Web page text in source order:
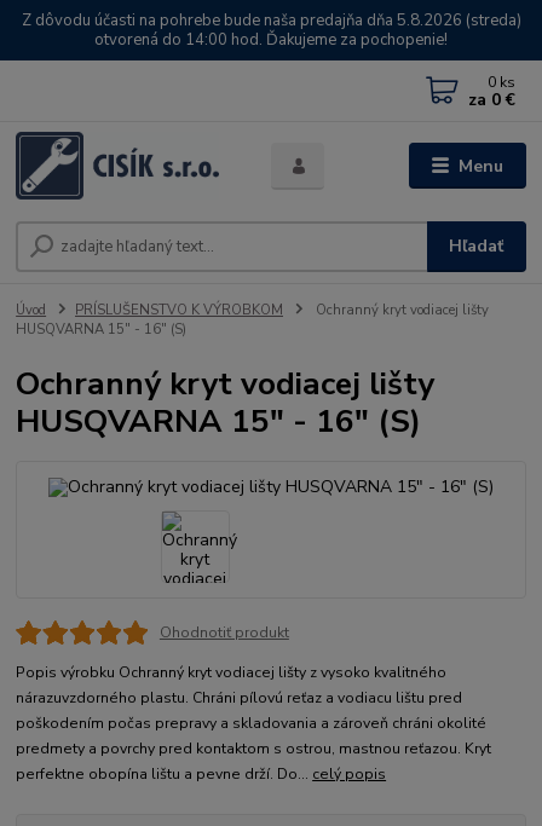
Z dôvodu účasti na pohrebe bude naša predajňa dňa 5.8.2026 (streda)
otvorená do 14:00 hod. Ďakujeme za pochopenie!
Menu
Hľadať
0 ks
za 0 €
Úvod PRÍSLUŠENSTVO K VÝROBKOM
Ochranný kryt vodiacej lišty
HUSQVARNA 15" - 16" (S)
Ochranný kryt vodiacej lišty
HUSQVARNA 15" - 16" (S)
Ohodnotiť produkt
Popis výrobku Ochranný kryt vodiacej lišty z vysoko kvalitného
nárazuvzdorného plastu. Chráni pílovú reťaz a vodiacu lištu pred
poškodením počas prepravy a skladovania a zároveň chráni okolité
predmety a povrchy pred kontaktom s ostrou, mastnou reťazou. Kryt
perfektne obopína lištu a pevne drží. Do... celý popis